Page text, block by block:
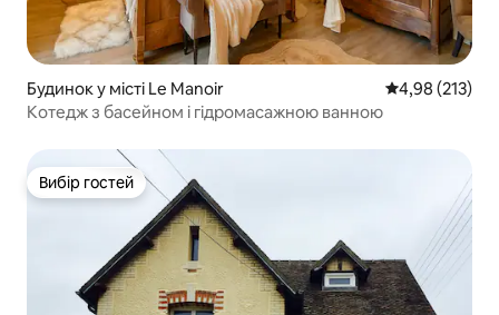
Будинок у місті Le Manoir Середня
4,98 (213)
Котедж з басейном і гідромасажною ванною
Вибір гостей
Вибір гостей